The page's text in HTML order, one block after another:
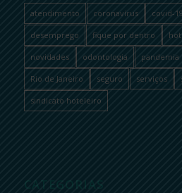
atendimento coronavírus covid-19
desemprego fique por dentro
novidades odontologia pandemia
Rio de Janeiro seguro serviços
sindicato hoteleiro
CATEGORIAS